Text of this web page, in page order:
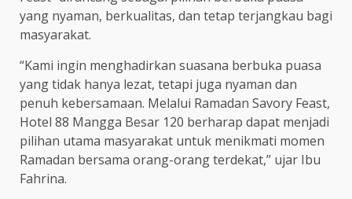
yang nyaman, berkualitas, dan tetap terjangkau bagi
masyarakat.
“Kami ingin menghadirkan suasana berbuka puasa
yang tidak hanya lezat, tetapi juga nyaman dan
penuh kebersamaan. Melalui Ramadan Savory Feast,
Hotel 88 Mangga Besar 120 berharap dapat menjadi
pilihan utama masyarakat untuk menikmati momen
Ramadan bersama orang-orang terdekat,” ujar Ibu
Fahrina.